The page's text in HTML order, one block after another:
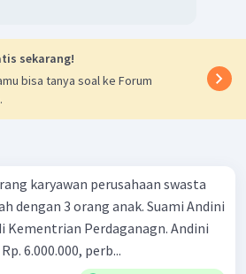
sekarang!
bisa tanya soal ke Forum
karyawan perusahaan swasta
dengan 3 orang anak. Suami Andini
Kementrian Perdaganagn. Andini
6.000.000, perb...